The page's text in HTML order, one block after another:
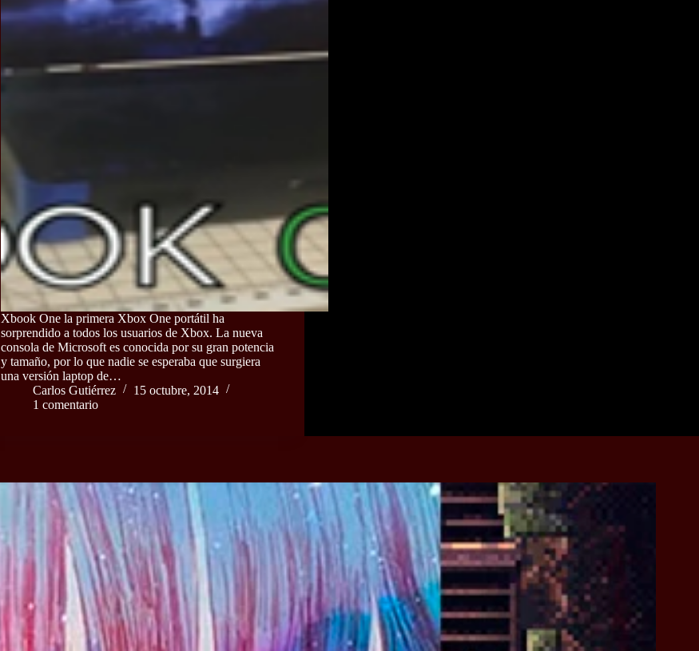
Xbook One la primera Xbox One portátil ha
sorprendido a todos los usuarios de Xbox. La nueva
consola de Microsoft es conocida por su gran potencia
y tamaño, por lo que nadie se esperaba que surgiera
una versión laptop de…
Carlos Gutiérrez
15 octubre, 2014
1 comentario